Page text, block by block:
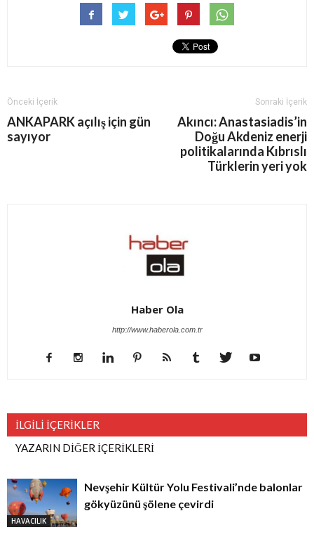
Önceki İçerik
ANKAPARK açılış için gün
sayıyor
Sonraki İçerik
Akıncı: Anastasiadis’in
Doğu Akdeniz enerji
politikalarında Kıbrıslı
Türklerin yeri yok
Haber Ola
http://www.haberola.com.tr
İLGİLİ İÇERİKLER
YAZARIN DİĞER İÇERİKLERİ
HAVACILIK
Nevşehir Kültür Yolu Festivali’nde balonlar
gökyüzünü şölene çevirdi